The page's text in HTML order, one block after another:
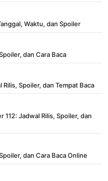
Waktu, dan Spoiler
dan Cara Baca
Spoiler, dan Tempat Baca
Jadwal Rilis, Spoiler, dan
dan Cara Baca Online